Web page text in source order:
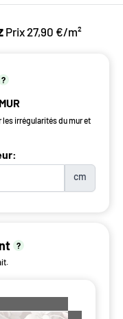
Prix 27,90 €/m²
?
les irrégularités du mur et
cm
?